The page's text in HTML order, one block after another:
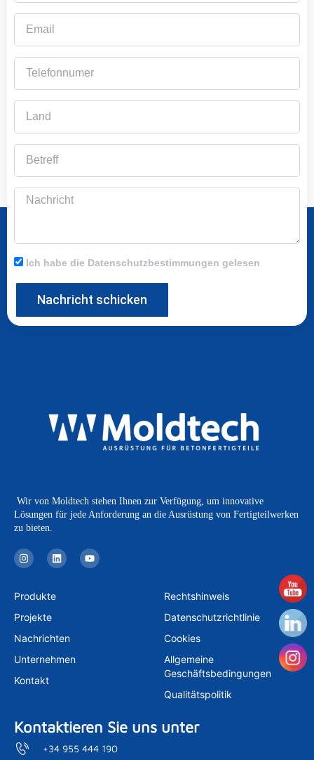
Nachricht
Ich habe die Datenschutzbestimmungen gelesen
Nachricht schicken
Wir von Moldtech stehen Ihnen zur Verfügung, um innovative
Lösungen für jede Anforderung an die Ausrüstung von Fertigteilwerken
zu bieten.
I
n
s
a
g
a
L
i
n
d
Y
o
u
Produkte
Projekte
Nachrichten
Unternehmen
Kontakt
Rechtshinweis
Datenschutzrichtlinie
Cookies
Allgemeine
Geschäftsbedingungen
Qualitätspolitik
Kontaktieren Sie uns unter
+34 955 444 190